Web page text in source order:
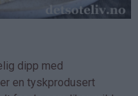
dipp med
en tyskprodusert